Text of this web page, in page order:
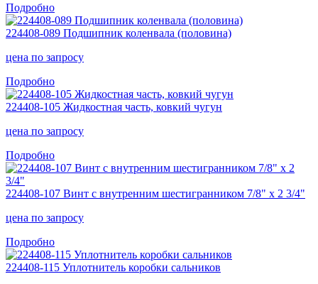
Подробно
224408-089 Подшипник коленвала (половина)
цена по запросу
Подробно
224408-105 Жидкостная часть, ковкий чугун
цена по запросу
Подробно
224408-107 Винт с внутренним шестигранником 7/8" x 2 3/4"
цена по запросу
Подробно
224408-115 Уплотнитель коробки сальников